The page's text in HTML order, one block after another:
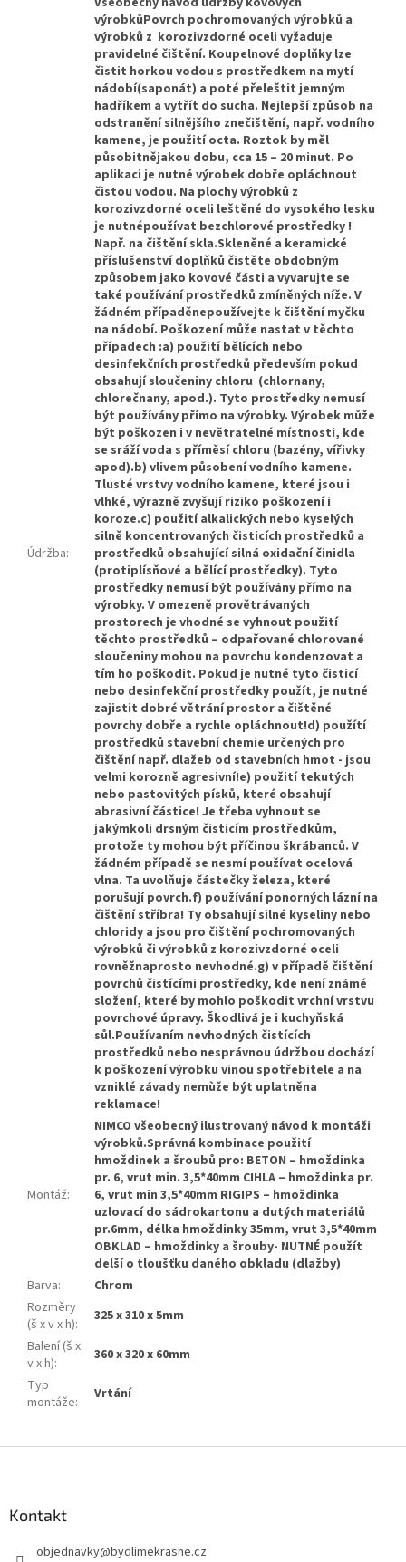
Údržba:
výrobkůPovrch pochromovaných výrobků a
výrobků z korozivzdorné oceli vyžaduje
pravidelné čištění. Koupelnové doplňky lze
čistit horkou vodou s prostředkem na mytí
nádobí(saponát) a poté přeleštit jemným
hadříkem a vytřít do sucha. Nejlepší způsob na
odstranění silnějšího znečištění, např. vodního
kamene, je použití octa. Roztok by měl
působitnějakou dobu, cca 15 – 20 minut. Po
aplikaci je nutné výrobek dobře opláchnout
čistou vodou. Na plochy výrobků z
korozivzdorné oceli leštěné do vysokého lesku
je nutnépoužívat bezchlorové prostředky !
Např. na čištění skla.Skleněné a keramické
příslušenství doplňků čistěte obdobným
způsobem jako kovové části a vyvarujte se
také používání prostředků zmíněných níže. V
žádném případěnepoužívejte k čištění myčku
na nádobí. Poškození může nastat v těchto
případech :a) použití bělících nebo
desinfekčních prostředků především pokud
obsahují sloučeniny chloru (chlornany,
chlorečnany, apod.). Tyto prostředky nemusí
být používány přímo na výrobky. Výrobek může
být poškozen i v nevětratelné místnosti, kde
se sráží voda s příměsí chloru (bazény, vířivky
apod).b) vlivem působení vodního kamene.
Tlusté vrstvy vodního kamene, které jsou i
vlhké, výrazně zvyšují riziko poškození i
koroze.c) použití alkalických nebo kyselých
silně koncentrovaných čisticích prostředků a
prostředků obsahující silná oxidační činidla
(protiplísňové a bělící prostředky). Tyto
prostředky nemusí být používány přímo na
výrobky. V omezeně provětrávaných
prostorech je vhodné se vyhnout použití
těchto prostředků – odpařované chlorované
sloučeniny mohou na povrchu kondenzovat a
tím ho poškodit. Pokud je nutné tyto čisticí
nebo desinfekční prostředky použít, je nutné
zajistit dobré větrání prostor a čištěné
povrchy dobře a rychle opláchnout!d) použítí
prostředků stavební chemie určených pro
čištění např. dlažeb od stavebních hmot - jsou
velmi korozně agresivní!e) použití tekutých
nebo pastovitých písků, které obsahují
abrasivní částice! Je třeba vyhnout se
jakýmkoli drsným čisticím prostředkům,
protože ty mohou být příčinou škrábanců. V
žádném případě se nesmí používat ocelová
vlna. Ta uvolňuje částečky železa, které
porušují povrch.f) používání ponorných lázní na
čištění stříbra! Ty obsahují silné kyseliny nebo
chloridy a jsou pro čištění pochromovaných
výrobků či výrobků z korozivzdorné oceli
rovněžnaprosto nevhodné.g) v případě čištění
povrchů čistícími prostředky, kde není známé
složení, které by mohlo poškodit vrchní vrstvu
povrchové úpravy. Škodlivá je i kuchyňská
sůl.Používaním nevhodných čistících
prostředků nebo nesprávnou údržbou dochází
k poškození výrobku vinou spotřebitele a na
vzniklé závady nemùže být uplatněna
reklamace!
Montáž:
NIMCO všeobecný ilustrovaný návod k montáži
výrobků.Správná kombinace použití
hmoždinek a šroubů pro: BETON – hmoždinka
pr. 6, vrut min. 3,5*40mm CIHLA – hmoždinka pr.
6, vrut min 3,5*40mm RIGIPS – hmoždinka
uzlovací do sádrokartonu a dutých materiálů
pr.6mm, délka hmoždinky 35mm, vrut 3,5*40mm
OBKLAD – hmoždinky a šrouby- NUTNÉ použít
delší o tloušťku daného obkladu (dlažby)
Barva:
Chrom
Rozměry
(š x v x h):
325 x 310 x 5mm
Balení (š x
v x h):
360 x 320 x 60mm
Typ
montáže: Vrtání
Kontakt
objednavky@bydlimekrasne.cz